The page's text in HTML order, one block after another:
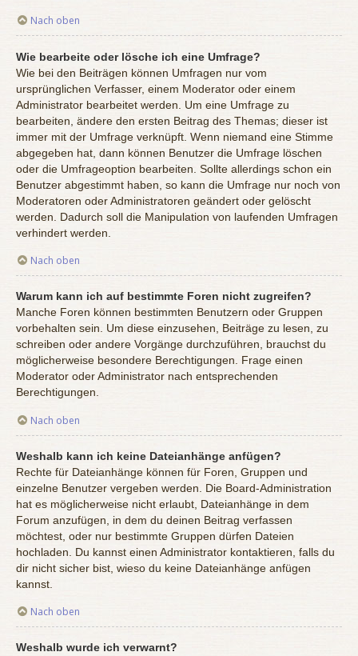
Nach oben
Wie bearbeite oder lösche ich eine Umfrage?
Wie bei den Beiträgen können Umfragen nur vom
ursprünglichen Verfasser, einem Moderator oder einem
Administrator bearbeitet werden. Um eine Umfrage zu
bearbeiten, ändere den ersten Beitrag des Themas; dieser ist
immer mit der Umfrage verknüpft. Wenn niemand eine Stimme
abgegeben hat, dann können Benutzer die Umfrage löschen
oder die Umfrageoption bearbeiten. Sollte allerdings schon ein
Benutzer abgestimmt haben, so kann die Umfrage nur noch von
Moderatoren oder Administratoren geändert oder gelöscht
werden. Dadurch soll die Manipulation von laufenden Umfragen
verhindert werden.
Nach oben
Warum kann ich auf bestimmte Foren nicht zugreifen?
Manche Foren können bestimmten Benutzern oder Gruppen
vorbehalten sein. Um diese einzusehen, Beiträge zu lesen, zu
schreiben oder andere Vorgänge durchzuführen, brauchst du
möglicherweise besondere Berechtigungen. Frage einen
Moderator oder Administrator nach entsprechenden
Berechtigungen.
Nach oben
Weshalb kann ich keine Dateianhänge anfügen?
Rechte für Dateianhänge können für Foren, Gruppen und
einzelne Benutzer vergeben werden. Die Board-Administration
hat es möglicherweise nicht erlaubt, Dateianhänge in dem
Forum anzufügen, in dem du deinen Beitrag verfassen
möchtest, oder nur bestimmte Gruppen dürfen Dateien
hochladen. Du kannst einen Administrator kontaktieren, falls du
dir nicht sicher bist, wieso du keine Dateianhänge anfügen
kannst.
Nach oben
Weshalb wurde ich verwarnt?